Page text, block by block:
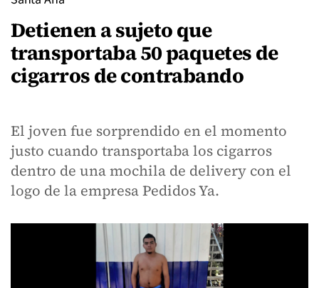
Detienen a sujeto que
transportaba 50 paquetes de
cigarros de contrabando
El joven fue sorprendido en el momento
justo cuando transportaba los cigarros
dentro de una mochila de delivery con el
logo de la empresa Pedidos Ya.